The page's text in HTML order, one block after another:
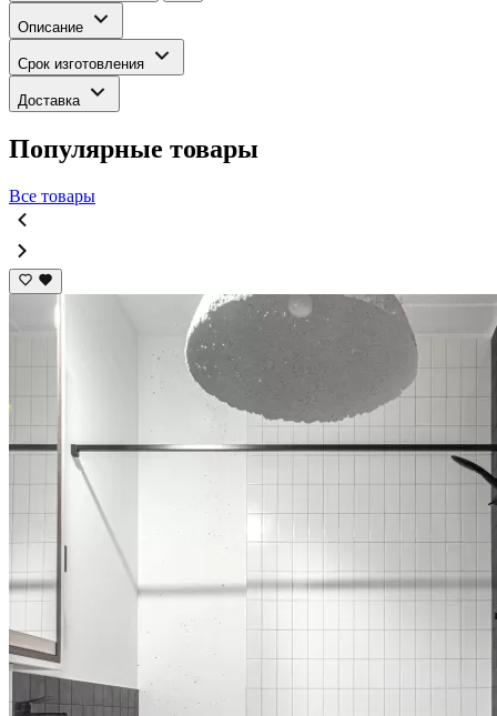
Описание
Срок изготовления
Доставка
Популярные товары
Все товары